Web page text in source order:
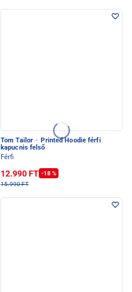
Tom Tailor · Printed Hoodie férfi
kapucnis felső
Férfi
12.990 FT -18 %
15.990 FT